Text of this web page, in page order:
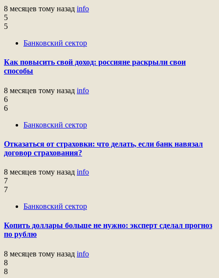
8 месяцев тому назад info
5
5
Банковский сектор
Как повысить свой доход: россияне раскрыли свои
способы
8 месяцев тому назад info
6
6
Банковский сектор
Отказаться от страховки: что делать, если банк навязал
договор страхования?
8 месяцев тому назад info
7
7
Банковский сектор
Копить доллары больше не нужно: эксперт сделал прогноз
по рублю
8 месяцев тому назад info
8
8